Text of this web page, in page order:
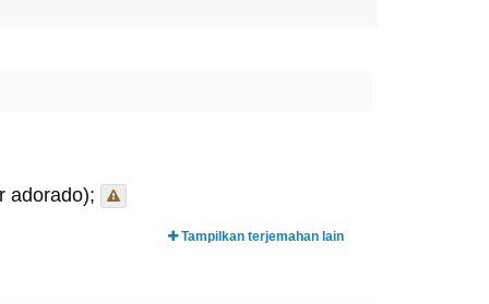
adorado);
Tampilkan terjemahan lain